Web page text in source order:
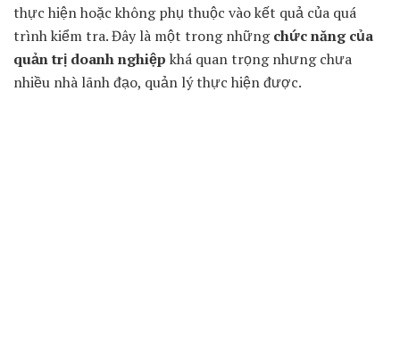
thực hiện hoặc không phụ thuộc vào kết quả của quá
trình kiểm tra. Đây là một trong nhữngchức năng của
quản trị doanh nghiệp khá quan trọng nhưng chưa
nhiều nhà lãnh đạo, quản lý thực hiện được.